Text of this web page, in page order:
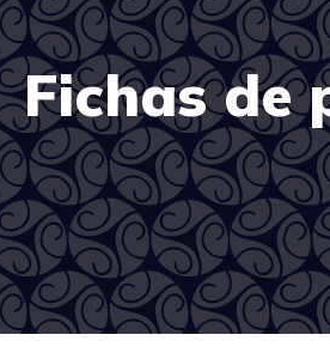
Fichas de